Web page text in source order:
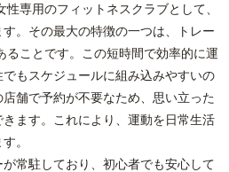
専用のフィットネスクラブとして、
。その最大の特徴の一つは、トレー
ことです。この短時間で効率的に運
もスケジュールに組み込みやすいの
舗で予約が不要なため、思い立った
ます。これにより、運動を日常生活
。
常駐しており、初心者でも安心して